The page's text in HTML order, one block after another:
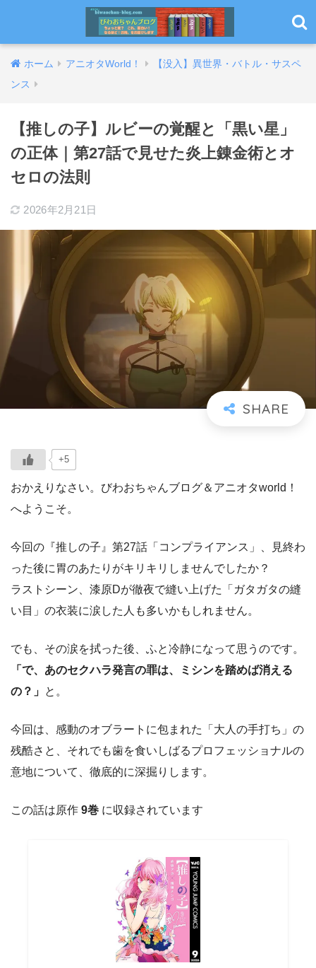
ホーム アニオタWorld！
【没入】異世界・バトル・サスペ
ンス
【推しの子】ルビーの覚醒と「黒い星」
の正体｜第27話で見せた炎上錬金術とオ
セロの法則
2026年2月21日
+5
おかえりなさい。びわおちゃんブログ＆アニオタworld！
へようこそ。
今回の『推しの子』第27話「コンプライアンス」、見終わ
った後に胃のあたりがキリキリしませんでしたか？
ラストシーン、漆原Dが徹夜で縫い上げた「ガタガタの縫
い目」の衣装に涙した人も多いかもしれません。
でも、その涙を拭った後、ふと冷静になって思うのです。
「で、あのセクハラ発言の罪は、ミシンを踏めば消える
の？」 と。
今回は、感動のオブラートに包まれた「大人の手打ち」の
残酷さと、それでも歯を食いしばるプロフェッショナルの
意地について、徹底的に深掘りします。
この話は原作 9巻 に収録されています